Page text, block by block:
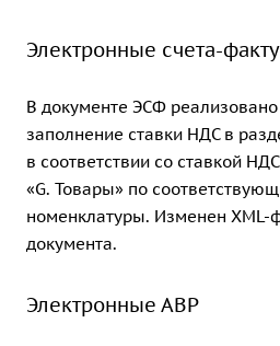
Электронные счета-
В документе ЭСФ
заполнение ставки НДС в
в соответствии со ставкой
«G. Товары» по
номенклатуры. Изменен XML-
документа.
Электронные АВР